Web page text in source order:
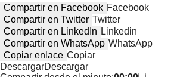
Compartir en Facebook Facebook
Compartir en Twitter Twitter
Compartir en LinkedIn Linkedin
Compartir en WhatsApp WhatsApp
Copiar enlace Copiar
DescargarDescargar